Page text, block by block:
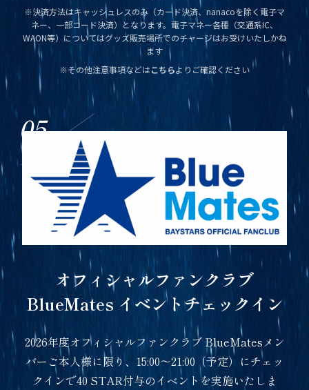
※決済方法はキャッシュレスのみ（カード決済、nanacoを除く電子マ
ネー、一部コード決済）となります。電子マネー各種（交通系IC、
WAON等）についてはグッズ販売場所でのチャージはお受けいたしかね
ます
※その他注意事項などはこちらよりご確認ください
05
オフィシャルファンクラブ
BlueMates イベントチェックイン
2026年度オフィシャルファンクラブ BlueMatesメン
バーご本人様に限り、15:00～21:00（予定）にチェッ
クインで40 STAR付与のイベントを実施いたしま